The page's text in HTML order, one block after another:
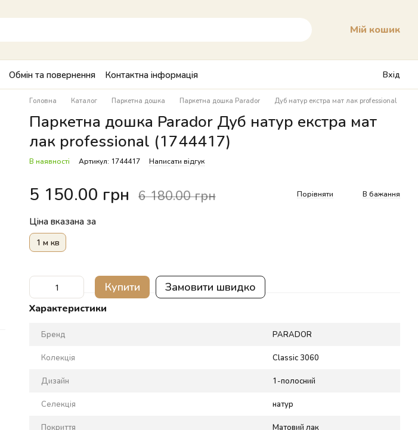
Мій кошик
Обмін та повернення Контактна інформація Вхід
Головна Каталог Паркетна дошка Паркетна дошка Parador Дуб натур екстра мат лак professional
Паркетна дошка Parador Дуб натур екстра мат
лак professional (1744417)
В наявності Артикул: 1744417 Написати відгук
5 150.00 грн 6 180.00 грн Порівняти В бажання
Ціна вказана за
1 м кв
Купити Замовити швидко
Характеристики
Бренд PARADOR
Колекція Classic 3060
Дизайн 1-полосний
Селекція натур
Покриття Матовий лак